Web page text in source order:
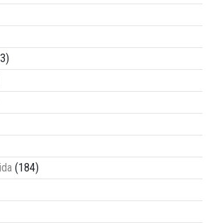
(184)